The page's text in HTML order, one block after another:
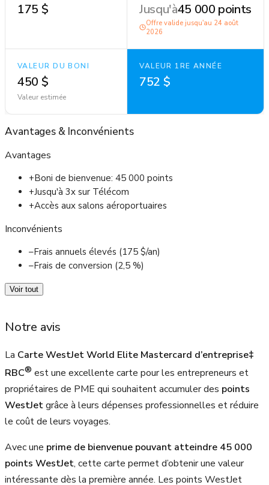
175 $ Jusqu'à45 000 points
Offre valide jusqu'au 24 août
2026
VALEUR DU BONI
450 $
Valeur estimée
VALEUR 1RE ANNÉE
752 $
Avantages & Inconvénients
Avantages
+Boni de bienvenue: 45 000 points
+Jusqu'à 3x sur Télécom
+Accès aux salons aéroportuaires
Inconvénients
–Frais annuels élevés (175 $/an)
–Frais de conversion (2,5 %)
Voir tout
Notre avis
La Carte WestJet World Elite Mastercard d’entreprise‡
RBC® est une excellente carte pour les entrepreneurs et
propriétaires de PME qui souhaitent accumuler des points
WestJetgrâce à leurs dépenses professionnelles et réduire
le coût de leurs voyages.
Avec une prime de bienvenue pouvant atteindre 45 000
points WestJet, cette carte permet d’obtenir une valeur
intéressante dès la première année. Les points WestJet